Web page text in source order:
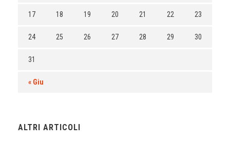
« Giu
17 18 19 20 21 22 23
24 25 26 27 28 29 30
31
ALTRI ARTICOLI